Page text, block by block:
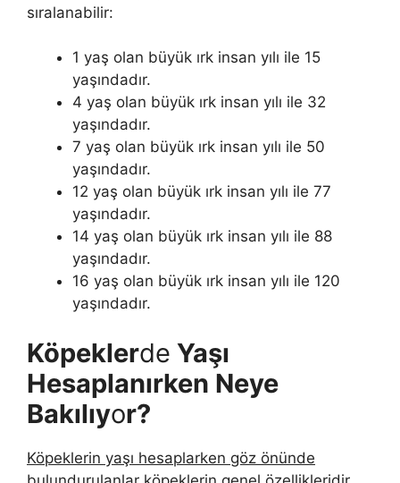
sıralanabilir:
1 yaş olan büyük ırk insan yılı ile 15
yaşındadır.
4 yaş olan büyük ırk insan yılı ile 32
yaşındadır.
7 yaş olan büyük ırk insan yılı ile 50
yaşındadır.
12 yaş olan büyük ırk insan yılı ile 77
yaşındadır.
14 yaş olan büyük ırk insan yılı ile 88
yaşındadır.
16 yaş olan büyük ırk insan yılı ile 120
yaşındadır.
Köpeklerde Yaşı
Hesaplanırken Neye
Bakılıyor?
Köpeklerin yaşı hesaplarken göz önünde